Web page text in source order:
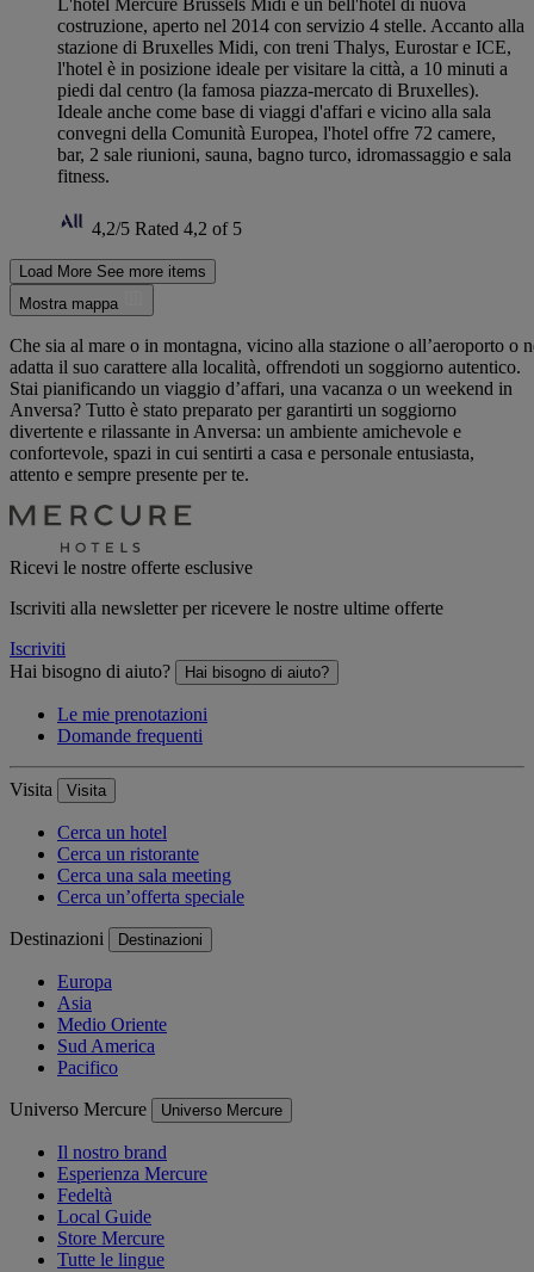
L'hotel Mercure Brussels Midi è un bell'hotel di nuova
costruzione, aperto nel 2014 con servizio 4 stelle. Accanto alla
stazione di Bruxelles Midi, con treni Thalys, Eurostar e ICE,
l'hotel è in posizione ideale per visitare la città, a 10 minuti a
piedi dal centro (la famosa piazza-mercato di Bruxelles).
Ideale anche come base di viaggi d'affari e vicino alla sala
convegni della Comunità Europea, l'hotel offre 72 camere,
bar, 2 sale riunioni, sauna, bagno turco, idromassaggio e sala
fitness.
4,2/5 Rated 4,2 of 5
Load More See more items
Mostra mappa
Che sia al mare o in montagna, vicino alla stazione o all’aeroporto o
adatta il suo carattere alla località, offrendoti un soggiorno autentico.
Stai pianificando un viaggio d’affari, una vacanza o un weekend in
Anversa? Tutto è stato preparato per garantirti un soggiorno
divertente e rilassante in Anversa: un ambiente amichevole e
confortevole, spazi in cui sentirti a casa e personale entusiasta,
attento e sempre presente per te.
Ricevi le nostre offerte esclusive
Iscriviti alla newsletter per ricevere le nostre ultime offerte
Iscriviti
Hai bisogno di aiuto?
Hai bisogno di aiuto?
Le mie prenotazioni
Domande frequenti
Visita Visita
Cerca un hotel
Cerca un ristorante
Cerca una sala meeting
Cerca un’offerta speciale
Destinazioni Destinazioni
Europa
Asia
Medio Oriente
Sud America
Pacifico
Universo Mercure Universo Mercure
Il nostro brand
Esperienza Mercure
Fedeltà
Local Guide
Store Mercure
Tutte le lingue